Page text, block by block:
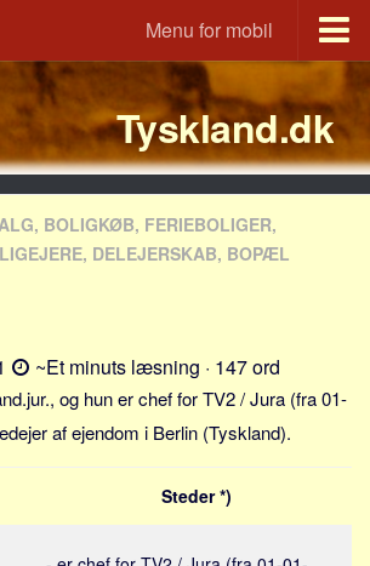
Menu for mobil
Tyskland.dk
BOLIGKØB, FERIEBOLIGER,
DELEJERSKAB, BOPÆL
~Et minuts læsning · 147 ord
og hun er chef for TV2 / Jura (fra 01-
af ejendom i Berlin (Tyskland).
Steder *)